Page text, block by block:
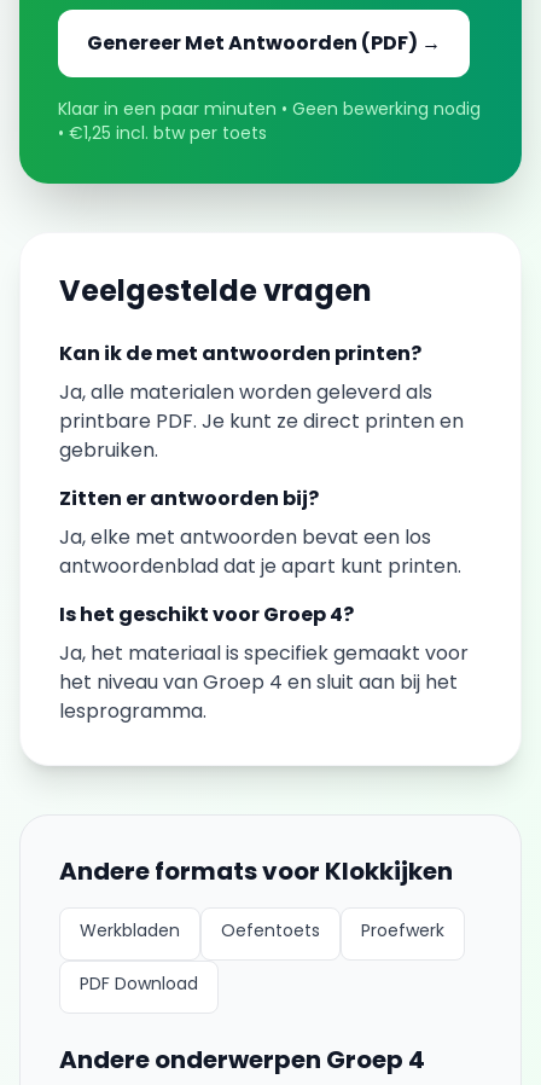
GenereerMet Antwoorden (PDF) →
Klaar in een paar minuten • Geen bewerking nodig
• €1,25 incl. btw per toets
Veelgestelde vragen
Kan ik demet antwoorden printen?
Ja, alle materialen worden geleverd als
printbare PDF. Je kunt ze direct printen en
gebruiken.
Zitten er antwoorden bij?
Ja, elke met antwoorden bevat een los
antwoordenblad dat je apart kunt printen.
Is het geschikt voorGroep 4?
Ja, het materiaal is specifiek gemaakt voor
het niveau vanGroep 4 en sluit aan bij het
lesprogramma.
Andere formats voor Klokkijken
Werkbladen Oefentoets Proefwerk
PDF Download
Andere onderwerpen Groep 4